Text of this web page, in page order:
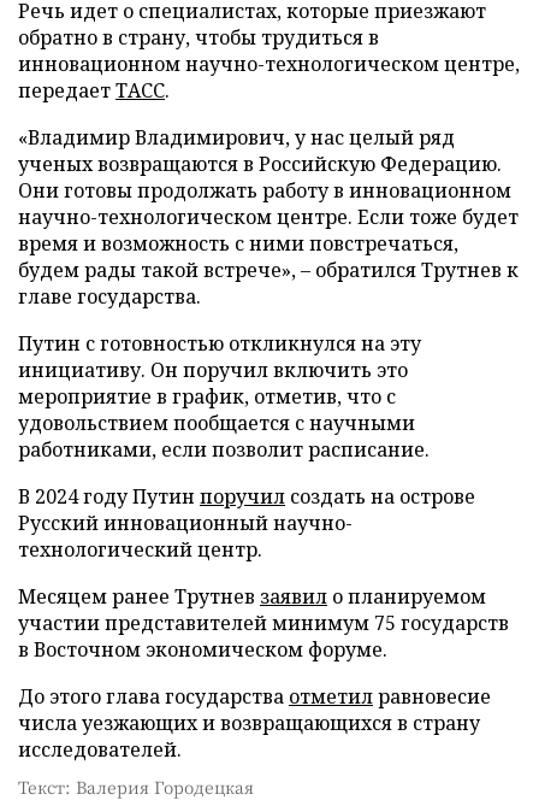
Речь идет о специалистах, которые приезжают
обратно в страну, чтобы трудиться в
инновационном научно-технологическом центре,
передаетТАСС.
«Владимир Владимирович, у нас целый ряд
ученых возвращаются в Российскую Федерацию.
Они готовы продолжать работу в инновационном
научно-технологическом центре. Если тоже будет
время и возможность с ними повстречаться,
будем рады такой встрече», – обратился Трутнев к
главе государства.
Путин с готовностью откликнулся на эту
инициативу. Он поручил включить это
мероприятие в график, отметив, что с
удовольствием пообщается с научными
работниками, если позволит расписание.
В 2024 году Путин поручил создать на острове
Русский инновационный научно-
технологический центр.
Месяцем ранее Трутнев заявил о планируемом
участии представителей минимум 75 государств
в Восточном экономическом форуме.
До этого глава государства отметилравновесие
числа уезжающих и возвращающихся в страну
исследователей.
Текст: Валерия Городецкая